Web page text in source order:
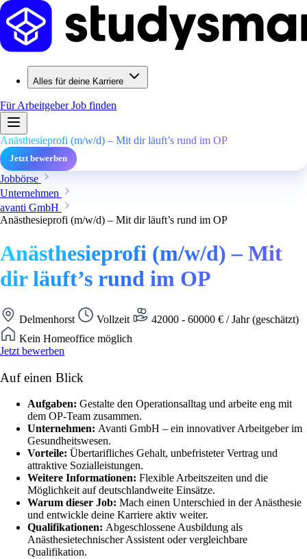
Alles für deine Karriere
Für ArbeitgeberJob finden
Anästhesieprofi (m/w/d) – Mit dir läuft’s rund im OP
Jetzt bewerben
Jobbörse
Unternehmen
avanti GmbH
Anästhesieprofi (m/w/d) – Mit dir läuft’s rund im OP
Anästhesieprofi (m/w/d) – Mit
dir läuft’s rund im OP
Delmenhorst Vollzeit
42000 - 60000 € / Jahr (geschätzt)
Kein Homeoffice möglich
Jetzt bewerben
Auf einen Blick
Aufgaben: Gestalte den Operationsalltag und arbeite eng mit
dem OP-Team zusammen.
Unternehmen: Avanti GmbH – ein innovativer Arbeitgeber im
Gesundheitswesen.
Vorteile: Übertarifliches Gehalt, unbefristeter Vertrag und
attraktive Sozialleistungen.
Weitere Informationen: Flexible Arbeitszeiten und die
Möglichkeit auf deutschlandweite Einsätze.
Warum dieser Job: Mach einen Unterschied in der Anästhesie
und entwickle deine Karriere aktiv weiter.
Qualifikationen: Abgeschlossene Ausbildung als
Anästhesietechnischer Assistent oder vergleichbare
Qualifikation.